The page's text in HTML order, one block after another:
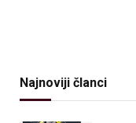
Najnoviji članci